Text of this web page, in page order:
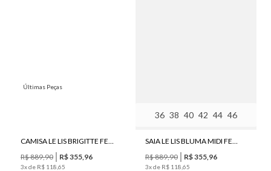
CAMISA LE LIS BRIGITTE FEMININA
R$889,90 R$355 96
Últimas Peças
3x de R$ 118 65
36 38 40 42 44 46
SAIA LE LIS BLUMA MIDI FEMININA
R$889,90 R$355 96
3x de R$ 118 65